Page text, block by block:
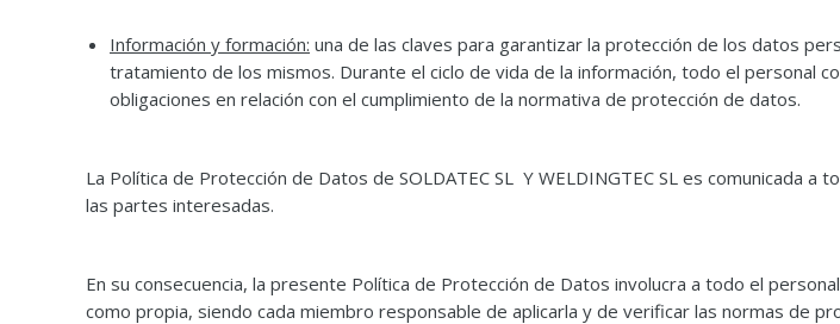
Información y formación: una de las claves para garantizar la protección de los datos
tratamiento de los mismos. Durante el ciclo de vida de la información, todo el personal
obligaciones en relación con el cumplimiento de la normativa de protección de datos.
La Política de Protección de Datos de SOLDATEC SL Y WELDINGTEC SL es
las partes interesadas.
En su consecuencia, la presente Política de Protección de Datos involucra a todo el
como propia, siendo cada miembro responsable de aplicarla y de verificar las normas de